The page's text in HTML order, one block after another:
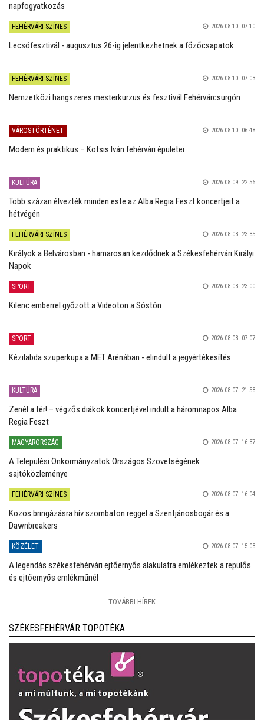
napfogyatkozás
FEHÉRVÁRI SZÍNES 2026.08.10. 07:10
Lecsófesztivál - augusztus 26-ig jelentkezhetnek a főzőcsapatok
FEHÉRVÁRI SZÍNES 2026.08.10. 07:03
Nemzetközi hangszeres mesterkurzus és fesztivál Fehérvárcsurgón
VÁROSTÖRTÉNET 2026.08.10. 06:48
Modern és praktikus – Kotsis Iván fehérvári épületei
KULTÚRA 2026.08.09. 22:56
Több százan élvezték minden este az Alba Regia Feszt koncertjeit a
hétvégén
FEHÉRVÁRI SZÍNES 2026.08.08. 23:35
Királyok a Belvárosban - hamarosan kezdődnek a Székesfehérvári Királyi
Napok
SPORT 2026.08.08. 23:00
Kilenc emberrel győzött a Videoton a Sóstón
SPORT 2026.08.08. 07:07
Kézilabda szuperkupa a MET Arénában - elindult a jegyértékesítés
KULTÚRA 2026.08.07. 21:58
Zenél a tér! – végzős diákok koncertjével indult a háromnapos Alba
Regia Feszt
MAGYARORSZÁG 2026.08.07. 16:37
A Települési Önkormányzatok Országos Szövetségének
sajtóközleménye
FEHÉRVÁRI SZÍNES 2026.08.07. 16:04
Közös bringázásra hív szombaton reggel a Szentjánosbogár és a
Dawnbreakers
KÖZÉLET 2026.08.07. 15:03
A legendás székesfehérvári ejtőernyős alakulatra emlékeztek a repülős
és ejtőernyős emlékműnél
TOVÁBBI HÍREK
SZÉKESFEHÉRVÁR TOPOTÉKA